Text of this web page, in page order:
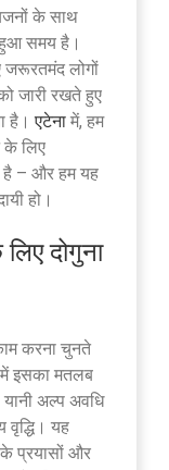
के साथ
हुआ समय है।
जरूरतमंद लोगों
जारी रखते हुए
है।एटेना में, हम
के लिए
है – और हम यह
हो।
दोगुना
करना चुनते
में इसका मतलब
अल्प अवधि
यह
प्रयासों और